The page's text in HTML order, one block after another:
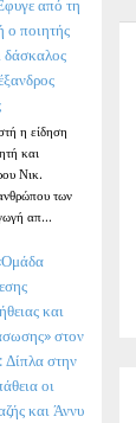
από τη
ο ποιητής
δάσκαλος
η είδηση
και
Νικ.
των
απ...
και
στον
στην
οι
και Άννυ